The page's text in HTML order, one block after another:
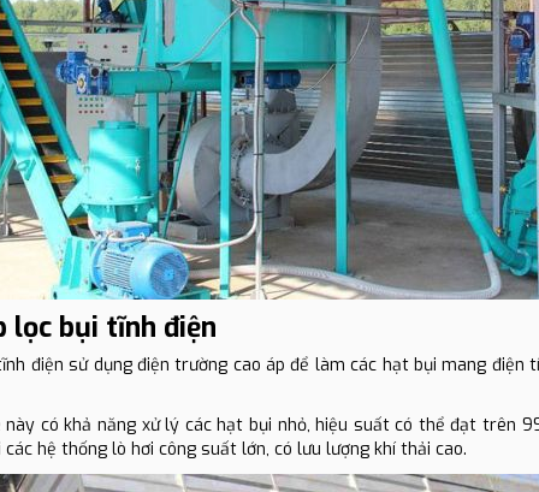
lọc bụi tĩnh điện
điện sử dụng điện trường cao áp để làm các hạt bụi mang điện
này có khả năng xử lý các hạt bụi nhỏ, hiệu suất có thể đạt trên
hệ thống lò hơi công suất lớn, có lưu lượng khí thải cao.